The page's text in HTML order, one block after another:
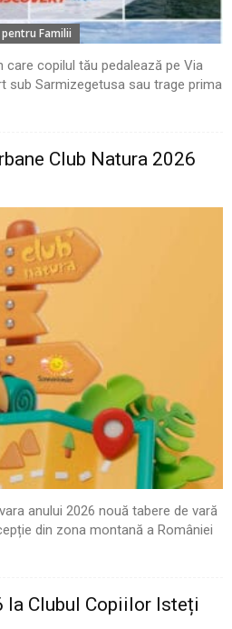
Familii
care copilul tău pedalează pe Via
sub Sarmizegetusa sau trage prima
Club Natura 2026
anului 2026 nouă tabere de vară
din zona montană a României
la Clubul Copiilor Isteți